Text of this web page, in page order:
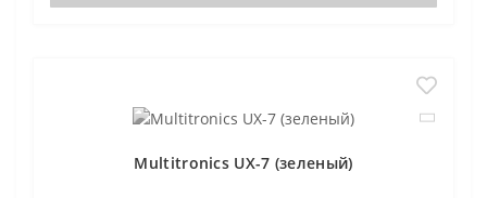
Multitronics UX-7 (зеленый)